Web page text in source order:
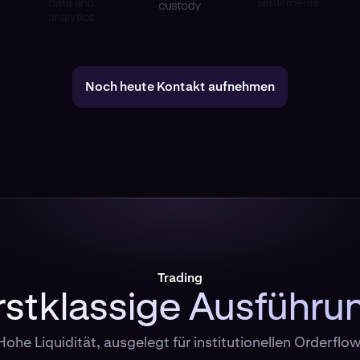
Noch heute Kontakt aufnehmen
Trading
Liquidität, ausgelegt für institutionellen